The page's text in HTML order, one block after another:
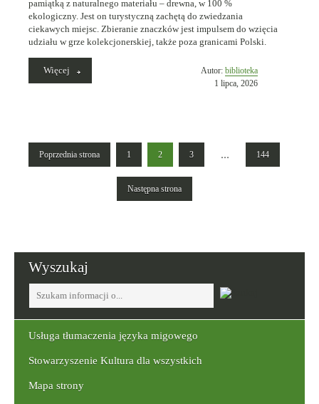
pamiątką z naturalnego materiału – drewna, w 100 %
ekologiczny. Jest on turystyczną zachętą do zwiedzania
ciekawych miejsc. Zbieranie znaczków jest impulsem do wzięcia
udziału w grze kolekcjonerskiej, także poza granicami Polski.
Więcej „Znaczek
turystyczny
Autor:bibliotekaOpublikowano
w
1 lipca, 2026
Stronicowanie
Poprzednia strona
Strona
1 2 3 …
Strona
144
Następna strona
Wyszukaj
wpisz
Usługa tłumaczenia języka migowego
Stowarzyszenie Kultura dla wszystkich
Mapa strony